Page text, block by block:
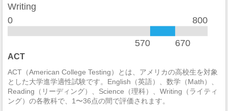
麻薬の法律違反
酒の法律違反 58
強制性犯罪 0
レイプ
Writing
0 800
570 670
ACT
ACT（American College Testing）とは、アメリカの高校生を対象
とした大学進学適性試験です。English（英語）、数学（Math）、
Reading（リーディング）、Science（理科）、Writing（ライティ
ング）の各教科で、1〜36点の間で評価されます。